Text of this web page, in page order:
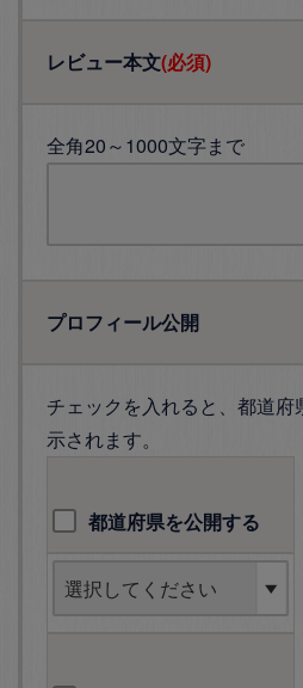
レビュー本文(必須)
全角20～1000文字まで
プロフィール公開
チェックを入れると、都道
示されます。
都道府県を公開する